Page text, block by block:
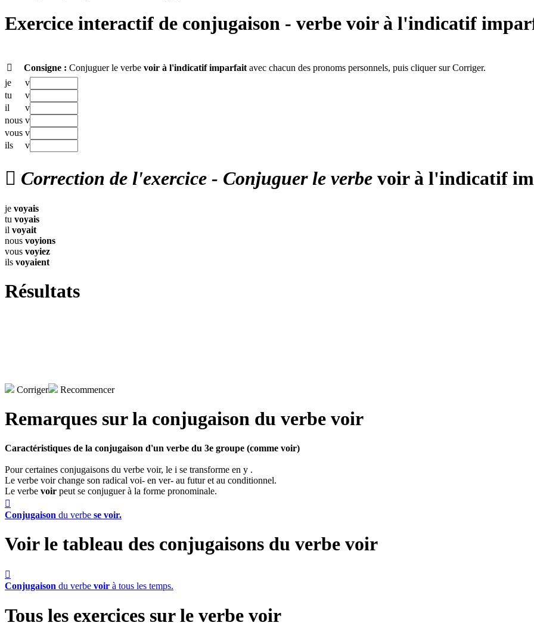
Exercice interactif de conjugaison - verbe voir à l'indicatif
 Consigne : Conjuguer le verbe voir à l'indicatif imparfait avec chacun des pronoms personnels, puis cliquer sur Corriger.
je
v
tu
v
il
v
nous v
vous v
ils
v
 Correction de l'exercice - Conjuguer le verbe voir à l'indicatif
je voyais
tu voyais
il voyait
nous voyions
vous voyiez
ils voyaient
Résultats
Corriger Recommencer
Remarques sur la conjugaison du verbe voir
Caractéristiques de la conjugaison d'un verbe du 3e groupe (comme voir)
Pour certaines conjugaisons du verbe voir, le i se transforme en y .
Le verbe voir change son radical voi- en ver- au futur et au conditionnel.
Le verbe voir peut se conjuguer à la forme pronominale.

Conjugaison du verbe se voir.
Voir le tableau des conjugaisons du verbe voir

Conjugaison du verbe voir à tous les temps.
Tous les exercices sur le verbe voir